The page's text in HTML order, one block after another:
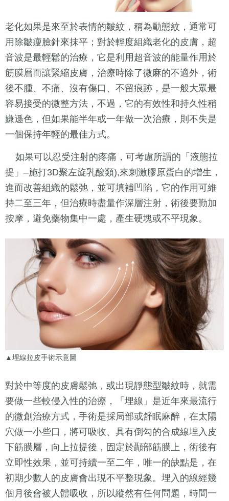
老化如果是來至於表情的皺紋，稱為動態紋，通常可
用除皺瘦臉針來抹平；對於輕度組織老化的皮膚，超
音波是最輕鬆的治療，它是利用超音波的能量作用於
筋膜層而讓緊縮皮膚，治療時除了微麻的不適外，術
後不腫、不痛、沒有傷口、不留痕跡，是一般大眾最
容易接受的微整方法，不過，它的有效性和持久性稍
嫌遜色，但如果能半年或一年做一次治療，則不失是
一個保持年輕的最佳方式。
如果可以忍受注射的疼痛，可考慮所謂的「液態拉
提」–施打3D聚左旋乳酸類),來刺激膠原蛋白的增生，
進而改善組織的鬆弛，並可填補凹陷，它的作用可維
持二至三年，但治療時盡量作深層注射，術後要勤加
按摩，避免藥物集中一處，產生硬塊或不平現象。
▲埋線拉皮手術示意圖
對於中等度的皮膚鬆弛，或出現靜態型皺紋時，就需
要做一些較侵入性的治療，「埋線」是近年來最流行
的微創治療方式，手術是採局部或舒眠麻醉，在太陽
穴做一小些口，將可吸收、具有倒勾的合成線埋入皮
下筋膜層，向上拉提後，固定於顳部筋膜上，術後有
立即性效果，並可持續一至二年，唯一的缺點是，在
初期少數人的皮膚會出現不平整現象。埋入的線經幾
個月後會被人體吸收，所以縱然有任何問題，時間一